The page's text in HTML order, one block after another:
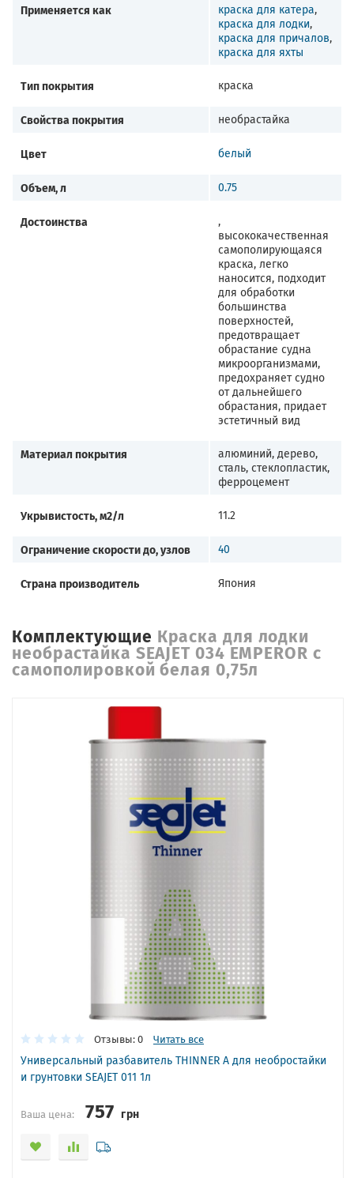
Применяется как краска для катера,
краска для лодки,
краска для причалов,
краска для яхты
Тип покрытия краска
Свойства покрытия необрастайка
Цвет белый
Объем, л 0.75
Достоинства
,
высококачественная
самополирующаяся
краска, легко
наносится, подходит
для обработки
большинства
поверхностей,
предотвращает
обрастание судна
микроорганизмами,
предохраняет судно
от дальнейшего
обрастания, придает
эстетичный вид
Материал покрытия
алюминий, дерево,
сталь, стеклопластик,
ферроцемент
Укрывистость, м2/л 11.2
Ограничение скорости до, узлов 40
Страна производитель Япония
Комплектующие Краска для лодки
необрастайка SEAJET 034 EMPEROR с
самополировкой белая 0,75л
Отзывы: 0 Читать все
Универсальный разбавитель THINNER A для необростайки
и грунтовки SEAJET 011 1л
Ваша цена: 757 грн